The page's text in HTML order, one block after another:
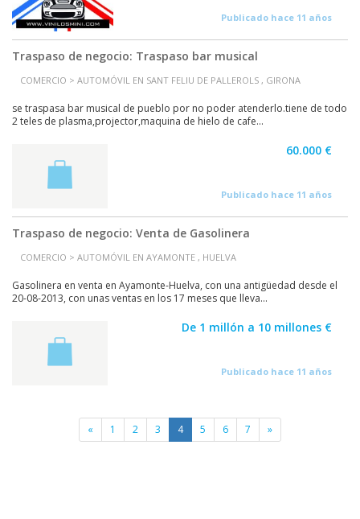
Publicado hace 11 años
Traspaso de negocio: Traspaso bar musical
COMERCIO > AUTOMÓVIL EN SANT FELIU DE PALLEROLS , GIRONA
se traspasa bar musical de pueblo por no poder atenderlo.tiene de todo
2 teles de plasma,projector,maquina de hielo de cafe...
60.000 €
Publicado hace 11 años
Traspaso de negocio: Venta de Gasolinera
COMERCIO > AUTOMÓVIL EN AYAMONTE , HUELVA
Gasolinera en venta en Ayamonte-Huelva, con una antigüedad desde el
20-08-2013, con unas ventas en los 17 meses que lleva...
De 1 millón a 10 millones €
Publicado hace 11 años
« 1 2 3 4 5 6 7 »